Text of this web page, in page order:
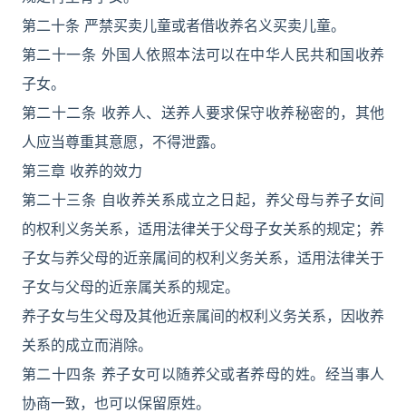
第二十条 严禁买卖儿童或者借收养名义买卖儿童。
第二十一条 外国人依照本法可以在中华人民共和国收养
子女。
第二十二条 收养人、送养人要求保守收养秘密的，其他
人应当尊重其意愿，不得泄露。
第三章 收养的效力
第二十三条 自收养关系成立之日起，养父母与养子女间
的权利义务关系，适用法律关于父母子女关系的规定；养
子女与养父母的近亲属间的权利义务关系，适用法律关于
子女与父母的近亲属关系的规定。
养子女与生父母及其他近亲属间的权利义务关系，因收养
关系的成立而消除。
第二十四条 养子女可以随养父或者养母的姓。经当事人
协商一致，也可以保留原姓。